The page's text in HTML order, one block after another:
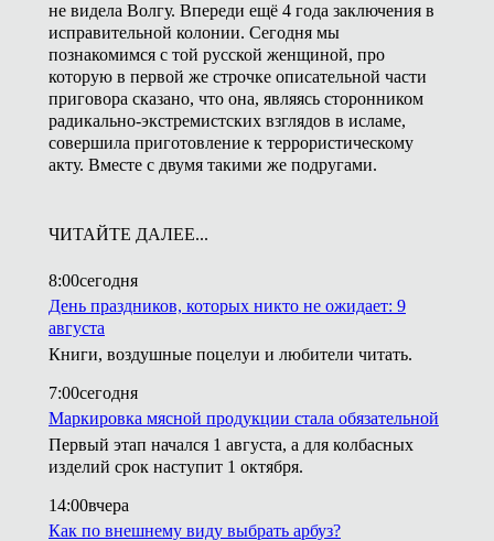
не видела Волгу. Впереди ещё 4 года заключения в
исправительной колонии. Сегодня мы
познакомимся с той русской женщиной, про
которую в первой же строчке описательной части
приговора сказано, что она, являясь сторонником
радикально-экстремистских взглядов в исламе,
совершила приготовление к террористическому
акту. Вместе с двумя такими же подругами.
ЧИТАЙТЕ ДАЛЕЕ...
8:00сегодня
День праздников, которых никто не ожидает: 9
августа
Книги, воздушные поцелуи и любители читать.
7:00сегодня
Маркировка мясной продукции стала обязательной
Первый этап начался 1 августа, а для колбасных
изделий срок наступит 1 октября.
14:00вчера
Как по внешнему виду выбрать арбуз?